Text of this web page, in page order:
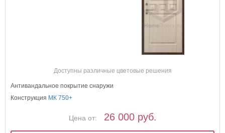
Доступны различные цветовые решения
Антивандальное покрытие снаружи
Конструкция МК 750+
Цена от: 26 000 руб.